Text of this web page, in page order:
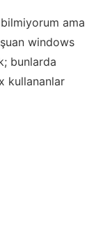
ama
windows
bunlarda
kullananlar